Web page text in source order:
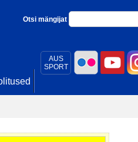
AUS
SPORT
Otsi mängijat